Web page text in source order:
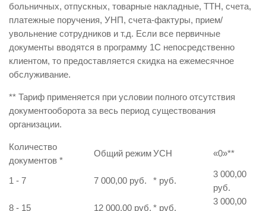
больничных, отпускных, товарные накладные, ТТН, счета,
платежные поручения, УНП, счета-фактуры, прием/
увольнение сотрудников и т.д. Если все первичные
документы вводятся в программу 1С непосредственно
клиентом, то предоставляется скидка на ежемесячное
обслуживание.
** Тариф применяется при условии полного отсутствия
документооборота за весь период существования
организации.
Количество
документов *
Общий режимУСН «0»**
1 - 7 7 000,00 руб. * руб.
3 000,00
руб.
8 - 15
12 000,00 руб. * руб.
3 000,00